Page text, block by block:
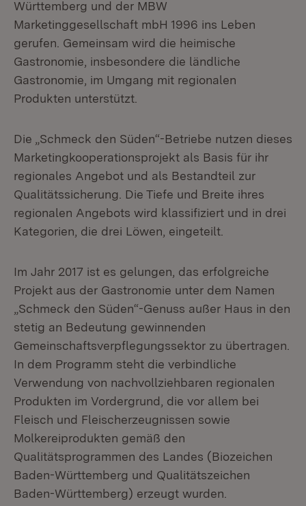
Württemberg und der MBW
Marketinggesellschaft mbH 1996 ins Leben
gerufen. Gemeinsam wird die heimische
Gastronomie, insbesondere die ländliche
Gastronomie, im Umgang mit regionalen
Produkten unterstützt.
Die „Schmeck den Süden“-Betriebe nutzen dieses
Marketingkooperationsprojekt als Basis für ihr
regionales Angebot und als Bestandteil zur
Qualitätssicherung. Die Tiefe und Breite ihres
regionalen Angebots wird klassifiziert und in drei
Kategorien, die drei Löwen, eingeteilt.
Im Jahr 2017 ist es gelungen, das erfolgreiche
Projekt aus der Gastronomie unter dem Namen
„Schmeck den Süden“-Genuss außer Haus in den
stetig an Bedeutung gewinnenden
Gemeinschaftsverpflegungssektor zu übertragen.
In dem Programm steht die verbindliche
Verwendung von nachvollziehbaren regionalen
Produkten im Vordergrund, die vor allem bei
Fleisch und Fleischerzeugnissen sowie
Molkereiprodukten gemäß den
Qualitätsprogrammen des Landes (Biozeichen
Baden-Württemberg und Qualitätszeichen
Baden-Württemberg) erzeugt wurden.